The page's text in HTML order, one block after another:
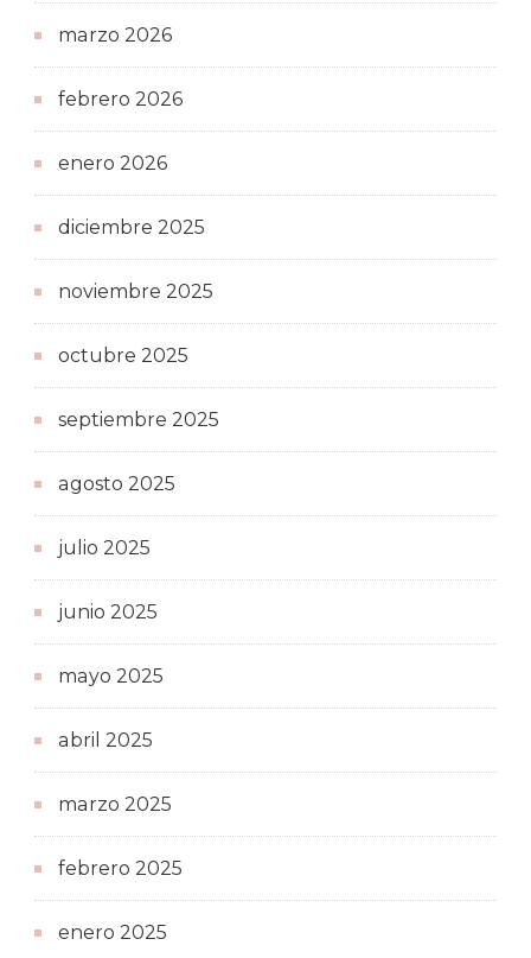
marzo 2026
febrero 2026
enero 2026
diciembre 2025
noviembre 2025
octubre 2025
septiembre 2025
agosto 2025
julio 2025
junio 2025
mayo 2025
abril 2025
marzo 2025
febrero 2025
enero 2025